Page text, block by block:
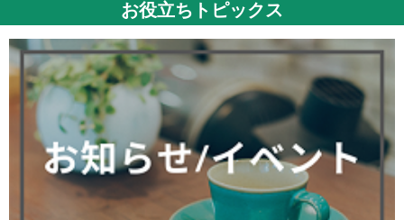
お役立ちトピックス